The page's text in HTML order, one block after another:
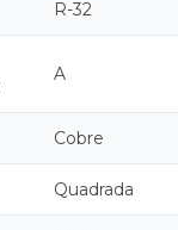
R-32
A
Cobre
Quadrada